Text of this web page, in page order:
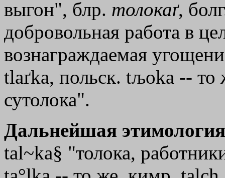
выгон", блр. толокаґ,
добровольная работа в
вознаграждаемая
tlaґka, польск. tљoka -- то
сутолока".
Дальнейшая
tal~ka§ "толока,